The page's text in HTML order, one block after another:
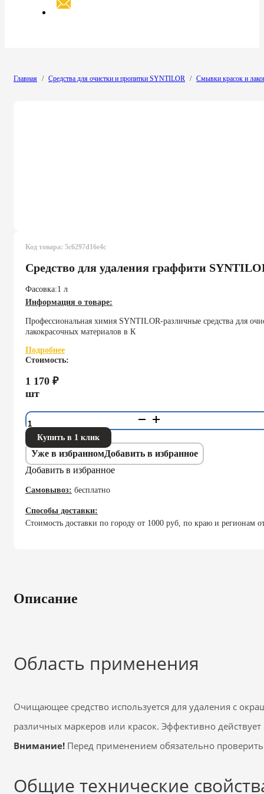
Главная / Средства для очистки и пропитки SYNTILOR / Смывки красок и
Код товара: 5c6297d16e4c
Средство для удаления граффити
Фасовка:1 л
Информация о товаре:
Профессиональная химия SYNTILOR-различные средства для
лакокрасочных материалов в К
Подробнее
Стоимость:
1 170 ₽
шт
Количество
товара
Средство
для
удаления
граффити
Graffito
Купить в 1 клик
Добавить в избранное
Уже в избранном
Добавить в избранное
Самовывоз: бесплатно
Способы доставки:
Стоимость доставки по городу от 1000 руб, по краю и регионам
Описание
Область применения
Очищающее средство используется для удаления с
различных маркеров или красок. Эффективно действует
Внимание! Перед применением обязательно
Общие технические